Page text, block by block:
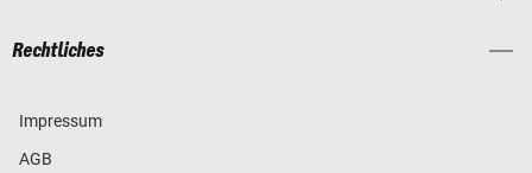
Rechtliches
Impressum
AGB